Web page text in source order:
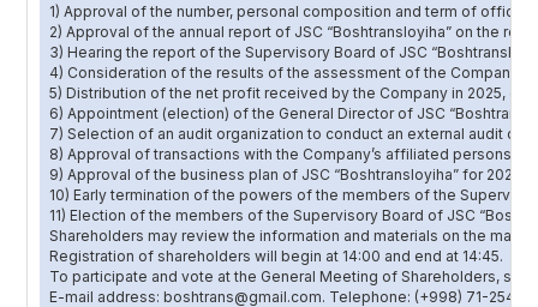
1) Approval of the number, personal composition and term of office
2) Approval of the annual report of JSC “Boshtransloyiha” on the
3) Hearing the report of the Supervisory Board of JSC
4) Consideration of the results of the assessment of the
5) Distribution of the net profit received by the Company in 2025,
6) Appointment (election) of the General Director of JSC
7) Selection of an audit organization to conduct an external audit of
8) Approval of transactions with the Company’s affiliated persons
9) Approval of the business plan of JSC “Boshtransloyiha” for 2026.
10) Early termination of the powers of the members of the
11) Election of the members of the Supervisory Board of JSC
Shareholders may review the information and materials on the
Registration of shareholders will begin at 14:00 and end at 14:45.
To participate and vote at the General Meeting of Shareholders,
E-mail address: boshtrans@gmail.com. Telephone: (+998) 71-254-